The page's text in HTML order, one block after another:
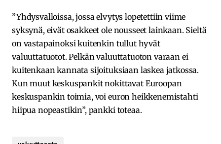
”Yhdysvalloissa, jossa elvytys lopetettiin viime
syksynä, eivät osakkeet ole nousseet lainkaan. Sieltä
on vastapainoksi kuitenkin tullut hyvät
valuuttatuotot. Pelkän valuuttatuoton varaan ei
kuitenkaan kannata sijoituksiaan laskea jatkossa.
Kun muut keskuspankit nokittavat Euroopan
keskuspankin toimia, voi euron heikkenemistahti
hiipua nopeastikin”, pankki toteaa.